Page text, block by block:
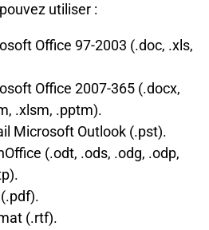
utiliser :
Office 97-2003 (.doc, .xls,
Office 2007-365 (.docx,
.xlsm, .pptm).
Microsoft Outlook (.pst).
(.odt, .ods, .odg, .odp,
(.rtf).